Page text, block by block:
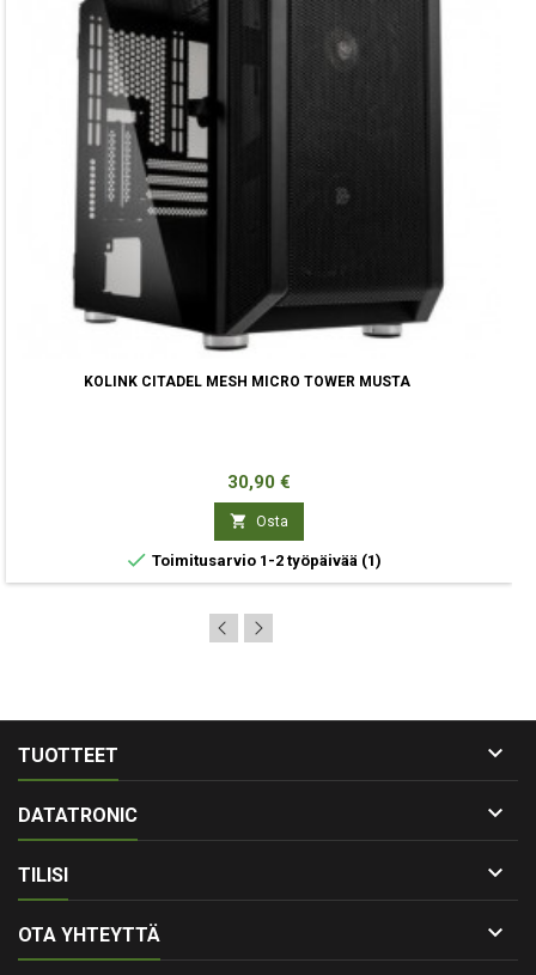
KOLINK CITADEL MESH MICRO TOWER MUSTA
Hinta
30,90 €
 Osta
 Toimitusarvio 1-2 työpäivää (1)
TUOTTEET 
DATATRONIC 
TILISI 
OTA YHTEYTTÄ 